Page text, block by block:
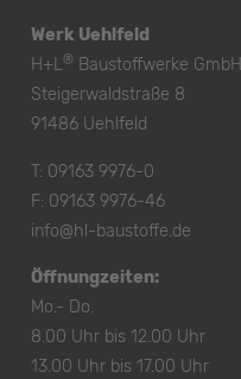
Werk Uehlfeld
H+L® Baustoffwerke GmbH
Steigerwaldstraße 8
91486 Uehlfeld
T: 09163 9976-0
F: 09163 9976-46
info@hl-baustoffe.de
Öffnungzeiten:
Mo.- Do.
8.00 Uhr bis 12.00 Uhr
13.00 Uhr bis 17.00 Uhr